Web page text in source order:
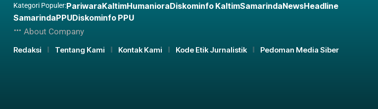
Kategori Populer:PariwaraKaltimHumanioraDiskominfo KaltimSamarindaNewsHeadline
SamarindaPPUDiskominfo PPU
About Company
Redaksi
Tentang Kami Kontak Kami Kode Etik Jurnalistik Pedoman Media Siber